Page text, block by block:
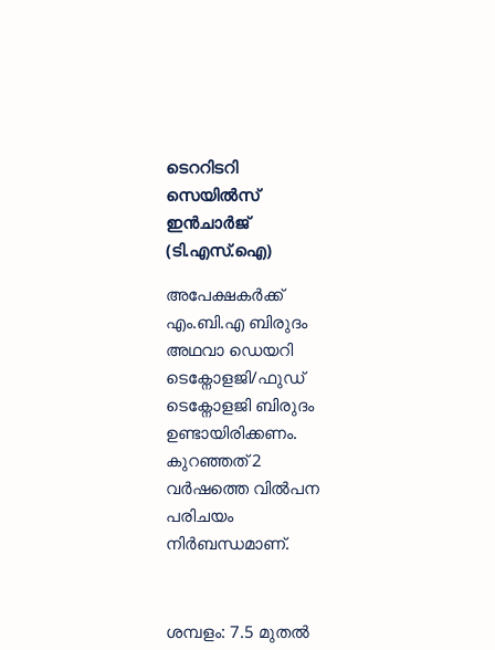
ടെററിടറി
സെയിൽസ്
ഇൻചാർജ്
(ടി.എസ്.ഐ)
അപേക്ഷകർക്ക്
എം.ബി.എ ബിരുദം
അഥവാ ഡെയറി
ടെക്നോളജി/ഫുഡ്
ടെക്നോളജി ബിരുദം
ഉണ്ടായിരിക്കണം.
കുറഞ്ഞത് 2
വർഷത്തെ വിൽപന
പരിചയം
നിർബന്ധമാണ്.
ശമ്പളം: 7.5 മുതൽ